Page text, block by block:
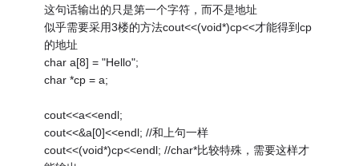
这句话输出的只是第一个字符，而不是地址
似乎需要采用3楼的方法cout<<(void*)cp<<才能得到cp
的地址
char a[8] = "Hello";
char *cp = a;
cout<<a<<endl;
cout<<&a[0]<<endl; //和上句一样
cout<<(void*)cp<<endl; //char*比较特殊，需要这样才